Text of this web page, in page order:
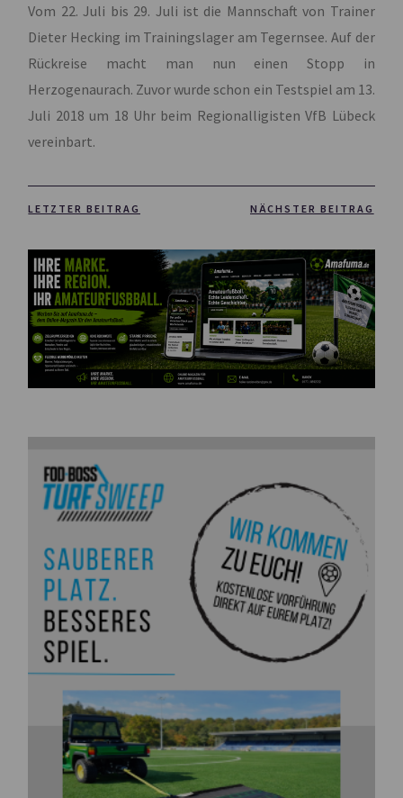
Vom 22. Juli bis 29. Juli ist die Mannschaft von Trainer
Dieter Hecking im Trainingslager am Tegernsee. Auf der
Rückreise macht man nun einen Stopp in
Herzogenaurach. Zuvor wurde schon ein Testspiel am 13.
Juli 2018 um 18 Uhr beim Regionalligisten VfB Lübeck
vereinbart.
LETZTER BEITRAG NÄCHSTER BEITRAG